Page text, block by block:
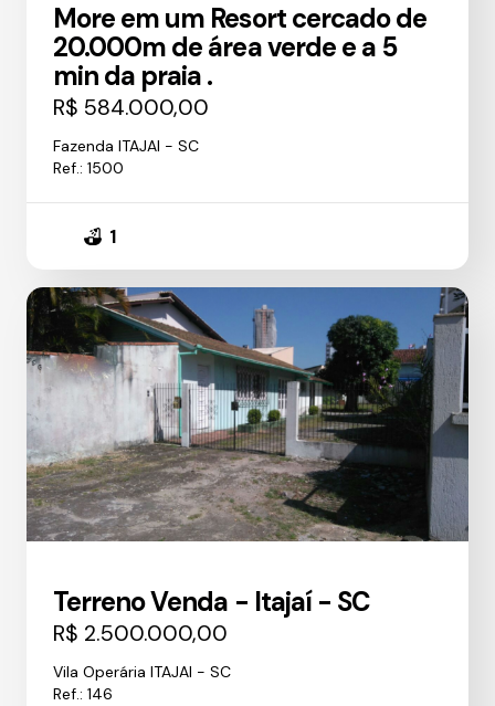
More em um Resort cercado de
20.000m de área verde e a 5
min da praia .
R$ 584.000,00
Fazenda ITAJAI - SC
Ref.: 1500
1
Terreno Venda - Itajaí - SC
R$ 2.500.000,00
Vila Operária ITAJAI - SC
Ref.: 146